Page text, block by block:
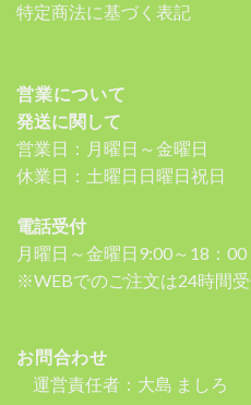
特定商法に基づく表記
営業について
発送に関して
営業日：月曜日～金曜日
休業日：土曜日日曜日祝日
電話受付
月曜日～金曜日9:00～18：00
※WEBでのご注文は24時間受
お問合わせ
運営責任者：大島 ましろ